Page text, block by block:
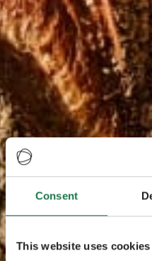
Consent
This website uses cookies